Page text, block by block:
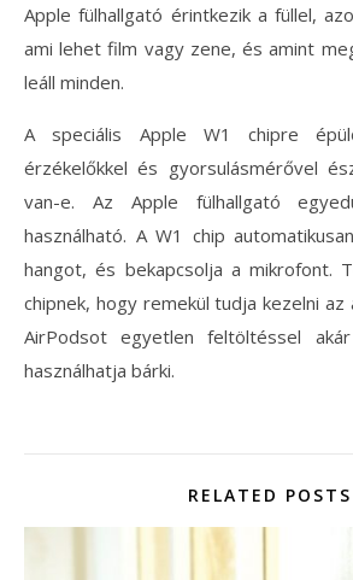
Apple fülhallgató érintkezik a füllel,
ami lehet film vagy zene, és amint
leáll minden.
A speciális Apple W1 chipre
érzékelőkkel és gyorsulásmérővel
van-e. Az Apple fülhallgató
használható. A W1 chip
hangot, és bekapcsolja a mikrofont.
chipnek, hogy remekül tudja kezelni az
AirPodsot egyetlen feltöltéssel
használhatja bárki.
RELATED POSTS